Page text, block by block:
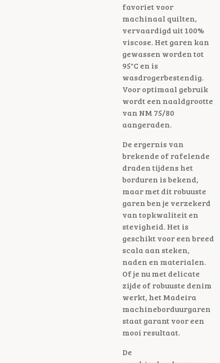
favoriet voor
machinaal quilten,
vervaardigd uit 100%
viscose. Het garen kan
gewassen worden tot
95°C en is
wasdrogerbestendig.
Voor optimaal gebruik
wordt een naaldgrootte
van NM 75/80
aangeraden.
De ergernis van
brekende of rafelende
draden tijdens het
borduren is bekend,
maar met dit robuuste
garen ben je verzekerd
van topkwaliteit en
stevigheid. Het is
geschikt voor een breed
scala aan steken,
naden en materialen.
Of je nu met delicate
zijde of robuuste denim
werkt, het Madeira
machineborduurgaren
staat garant voor een
mooi resultaat.
De